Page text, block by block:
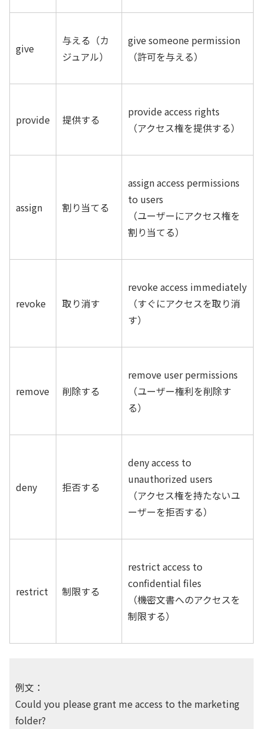
give
与える（カ
ジュアル）
give someone permission
（許可を与える）
provide 提供する
provide access rights
（アクセス権を提供する）
assign 割り当てる
assign access permissions
to users
（ユーザーにアクセス権を
割り当てる）
revoke 取り消す
revoke access immediately
（すぐにアクセスを取り消
す）
remove 削除する
remove user permissions
（ユーザー権利を削除す
る）
deny 拒否する
deny access to
unauthorized users
（アクセス権を持たないユ
ーザーを拒否する）
restrict 制限する
restrict access to
confidential files
（機密文書へのアクセスを
制限する）
例文：
Could you please grant me access to the marketing
folder?